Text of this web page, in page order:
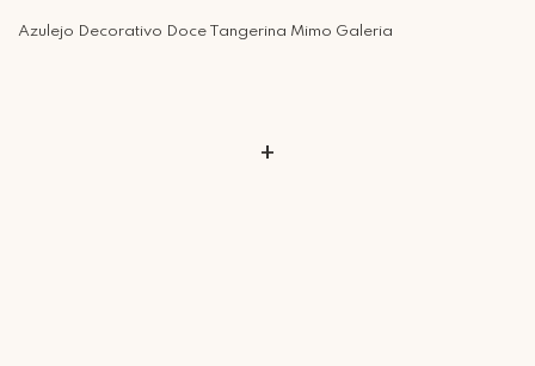
Azulejo Decorativo Doce Tangerina Mimo Galeria
+